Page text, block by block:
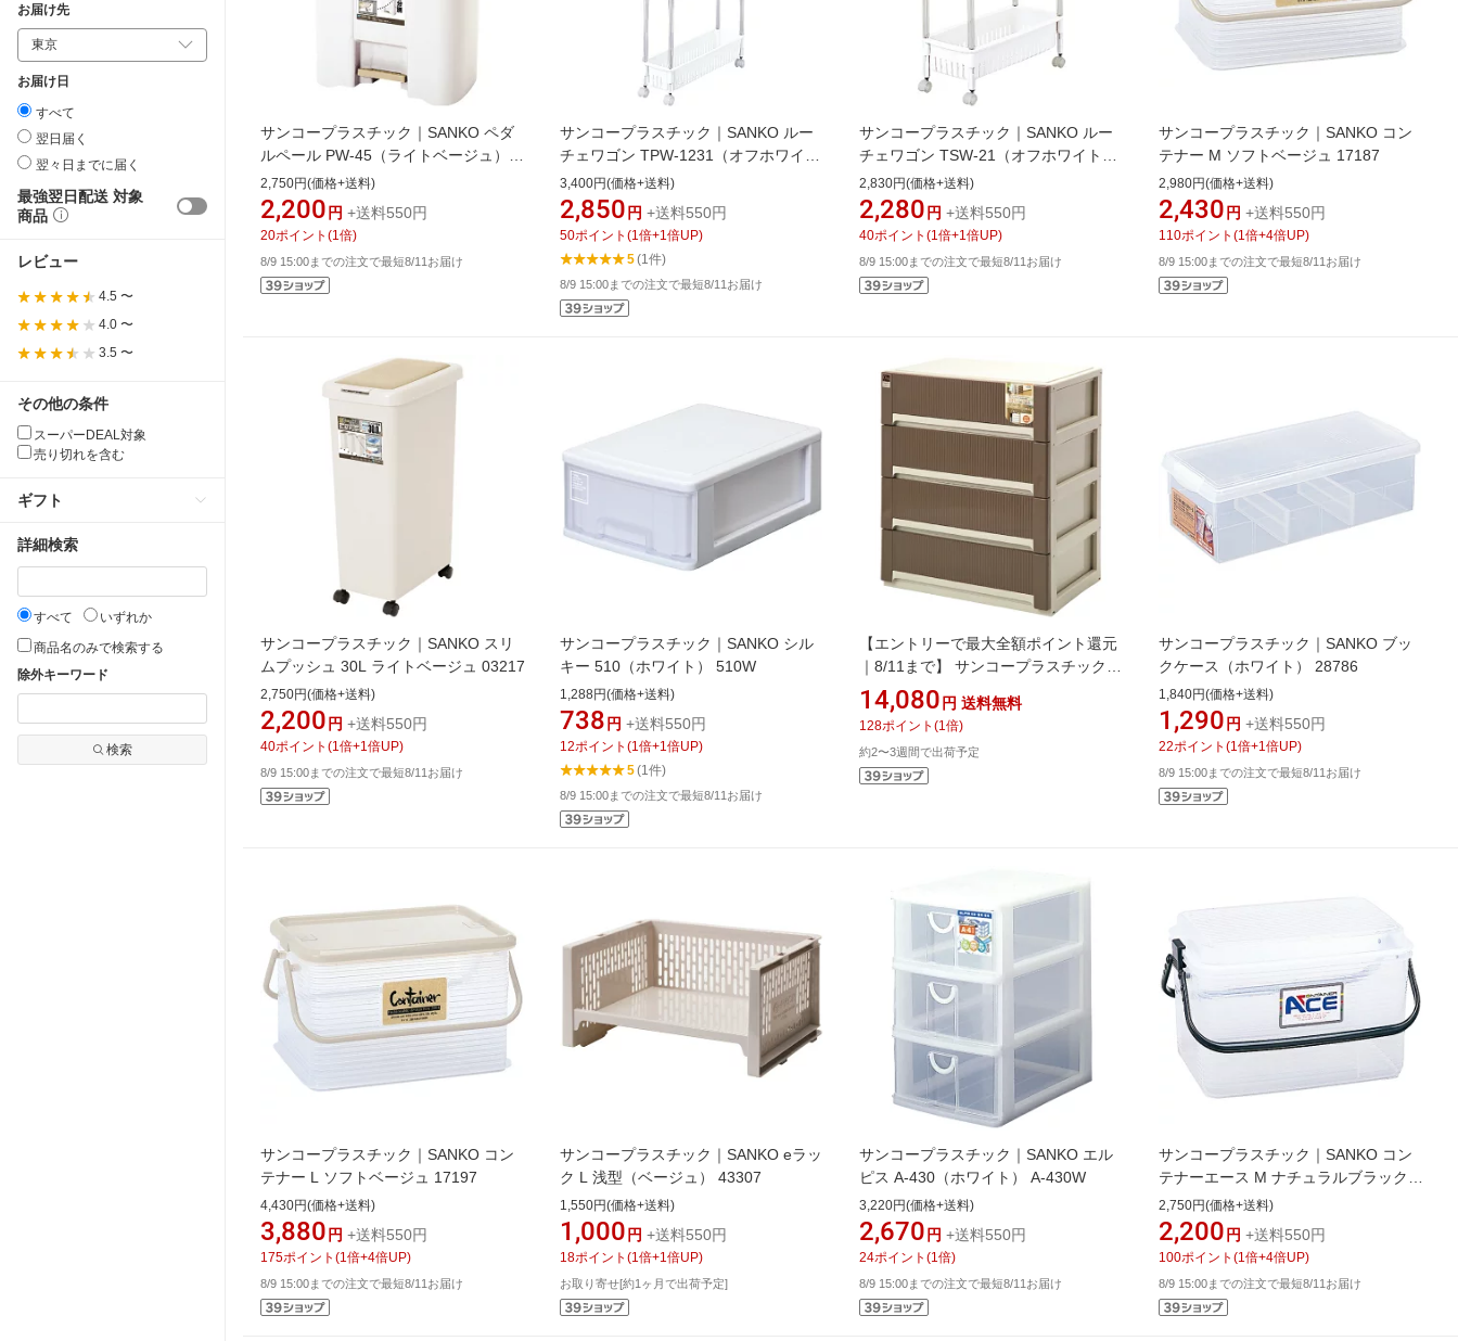
お届け先
お届け日
すべて
翌日届く
翌々日までに届く
最強翌日配送 対象
商品
レビュー
4.5 〜
4.0 〜
3.5 〜
その他の条件
スーパーDEAL対象
売り切れを含む
ギフト
詳細検索
すべて
いずれか
商品名のみで検索する
除外キーワード
検索
サンコープラスチック｜SANKO ペダ
ルペール PW-45（ライトベージュ）
PW-45LBE
2,750円(価格+送料)
2,200 円 +送料550円
20ポイント (1 倍)
8/9 15:00までの注文で最短8/11お届け
サンコープラスチック｜SANKO ルー
チェワゴン TPW-1231（オフホワイ
ト） TPW-1231OW
3,400円(価格+送料)
2,850 円 +送料550円
50ポイント (1 倍+1 倍UP)
5(1件)
8/9 15:00までの注文で最短8/11お届け
サンコープラスチック｜SANKO ルー
チェワゴン TSW-21（オフホワイト）
TSW-21OW
2,830円(価格+送料)
2,280 円 +送料550円
40ポイント (1 倍+1 倍UP)
8/9 15:00までの注文で最短8/11お届け
サンコープラスチック｜SANKO コン
テナー M ソフトベージュ 17187
2,980円(価格+送料)
2,430 円 +送料550円
110ポイント (1 倍+4倍UP)
8/9 15:00までの注文で最短8/11お届け
サンコープラスチック｜SANKO スリ
ムプッシュ 30L ライトベージュ 03217
2,750円(価格+送料)
2,200 円 +送料550円
40ポイント (1 倍+1 倍UP)
8/9 15:00までの注文で最短8/11お届け
サンコープラスチック｜SANKO シル
キー 510（ホワイト） 510W
1,288円(価格+送料)
738 円 +送料550円
12ポイント (1 倍+1 倍UP)
5(1件)
8/9 15:00までの注文で最短8/11お届け
【エントリーで最大全額ポイント還元
｜8/11まで】 サンコープラスチック｜
SANKO オーラ ワイド浅型 4段 ブラウ
ン 42157
14,080 円 送料無料
128ポイント (1 倍)
約2〜3週間で出荷予定
サンコープラスチック｜SANKO ブッ
クケース（ホワイト） 28786
1,840円(価格+送料)
1,290 円 +送料550円
22ポイント (1 倍+1 倍UP)
8/9 15:00までの注文で最短8/11お届け
サンコープラスチック｜SANKO コン
テナー L ソフトベージュ 17197
4,430円(価格+送料)
3,880 円 +送料550円
175ポイント (1 倍+4倍UP)
8/9 15:00までの注文で最短8/11お届け
サンコープラスチック｜SANKO eラッ
ク L 浅型（ベージュ） 43307
1,550円(価格+送料)
1,000 円 +送料550円
18ポイント (1 倍+1 倍UP)
お取り寄せ[約1ヶ月で出荷予定]
サンコープラスチック｜SANKO エル
ピス A-430（ホワイト） A-430W
3,220円(価格+送料)
2,670 円 +送料550円
24ポイント (1 倍)
8/9 15:00までの注文で最短8/11お届け
サンコープラスチック｜SANKO コン
テナーエース M ナチュラルブラック
16407
2,750円(価格+送料)
2,200 円 +送料550円
100ポイント (1 倍+4倍UP)
8/9 15:00までの注文で最短8/11お届け